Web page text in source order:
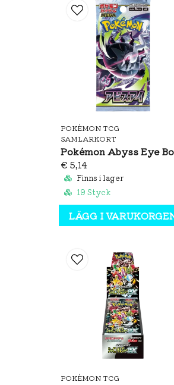
POKÉMON TCG
SAMLARKORT
€ 5,14
Finns i lager
19 Styck
LÄGG I
POKÉMON TCG